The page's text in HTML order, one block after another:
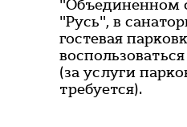
"Объединенном
"Русь", в
гостевая
(за услуги
требуется).